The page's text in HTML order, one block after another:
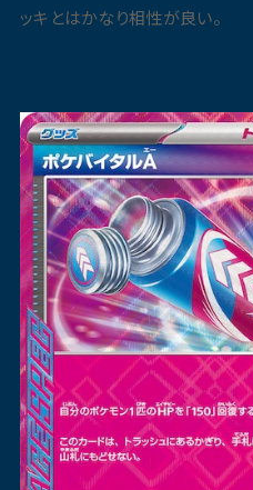
ッキとはかなり相性が良い。